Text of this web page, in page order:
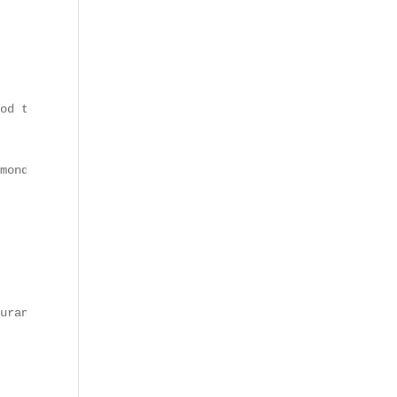
trucks premium.
s’y met.
du "Crousty", un snack fusion composé de riz,